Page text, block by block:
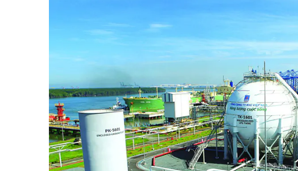
Đối thoại
Góc nhìn luật gia
Tiếng nói công dân
An ninh - Hình sự
ĐA CHIỀU INFOCUS